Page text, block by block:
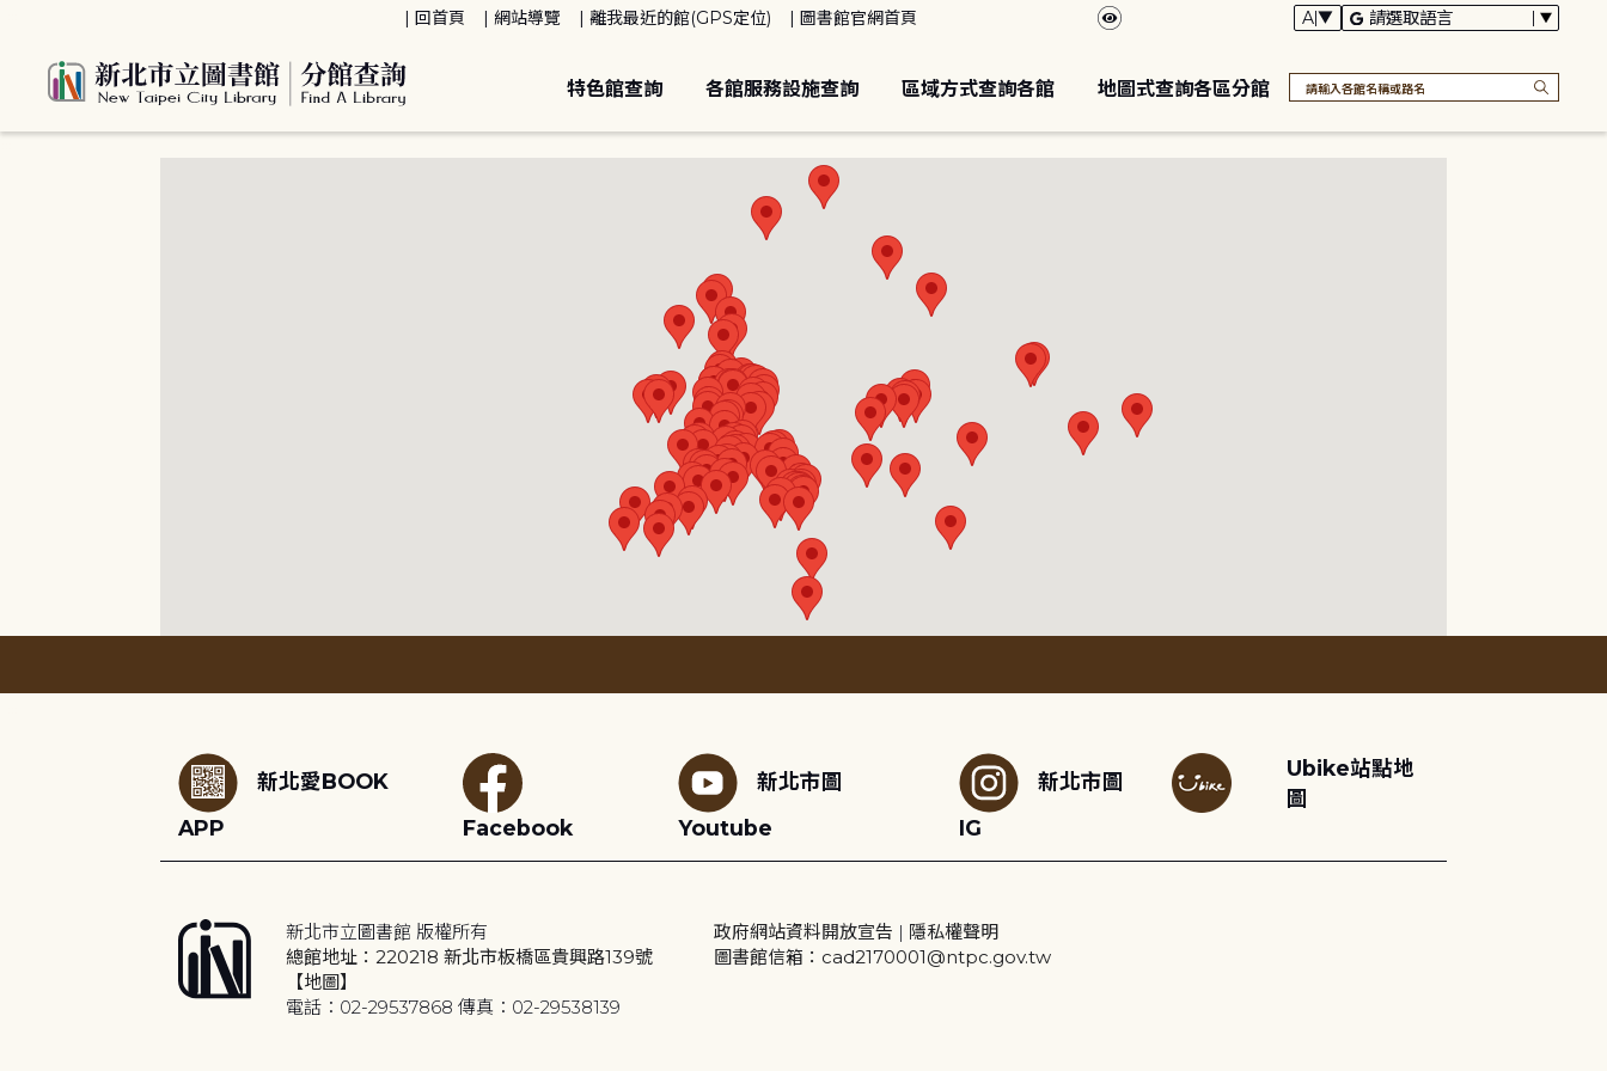
回首頁 網站導覽 離我最近的館(GPS定位) 圖書館官網首頁
特色館查詢 各館服務設施查詢 區域方式查詢各館 地圖式查詢各區分館
新北愛BOOK
APP
Facebook
新北市圖
Youtube
新北市圖
IG
Ubike站點地
圖
新北市立圖書館 版權所有
總館地址：220218 新北市板橋區貴興路139號
【地圖】
電話：02-29537868 傳真：02-29538139
政府網站資料開放宣告 | 隱私權聲明
圖書館信箱：cad2170001@ntpc.gov.tw